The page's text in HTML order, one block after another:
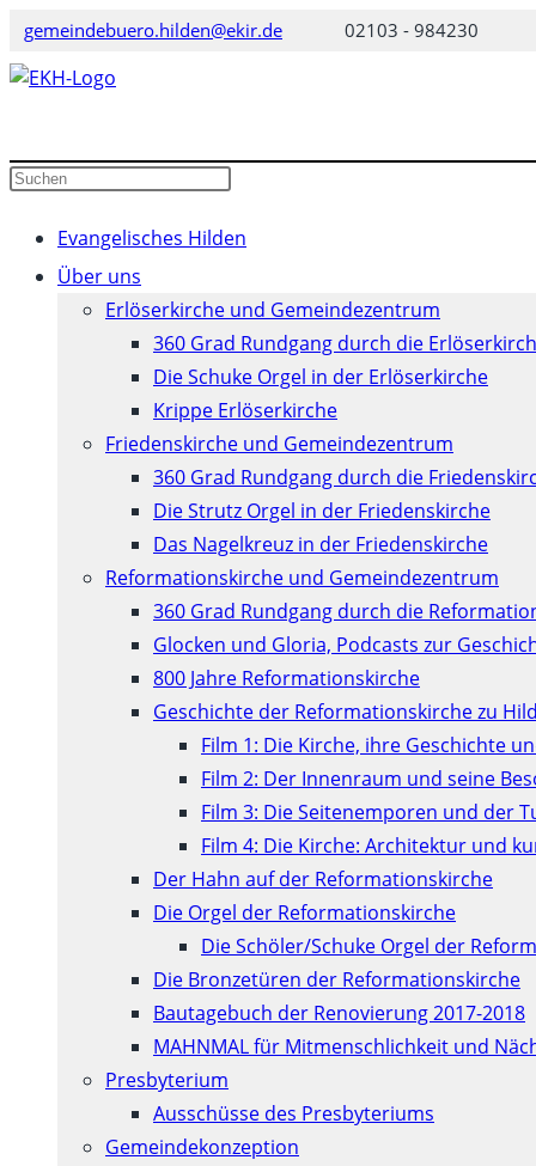
Zum
springen
gemeindebuero.hilden@ekir.de 02103 - 984230
Diese
durchsuchen
Press
to
search
panel.
Evangelisches Hilden
Über uns
Erlöserkirche und Gemeindezentrum
360 Grad Rundgang durch die
Die Schuke Orgel in der Erlöserkirche
Krippe Erlöserkirche
Friedenskirche und Gemeindezentrum
360 Grad Rundgang durch die
Die Strutz Orgel in der Friedenskirche
Das Nagelkreuz in der Friedenskirche
Reformationskirche und Gemeindezentrum
360 Grad Rundgang durch die
Glocken und Gloria, Podcasts zur
800 Jahre Reformationskirche
Geschichte der Reformationskirche zu
Film 1: Die Kirche, ihre Geschichte
Film 2: Der Innenraum und seine
Film 3: Die Seitenemporen und der
Film 4: Die Kirche: Architektur und
Der Hahn auf der Reformationskirche
Die Orgel der Reformationskirche
Die Schöler/Schuke Orgel der
Die Bronzetüren der Reformationskirche
Bautagebuch der Renovierung 2017-2018
MAHNMAL für Mitmenschlichkeit und
Presbyterium
Ausschüsse des Presbyteriums
Gemeindekonzeption